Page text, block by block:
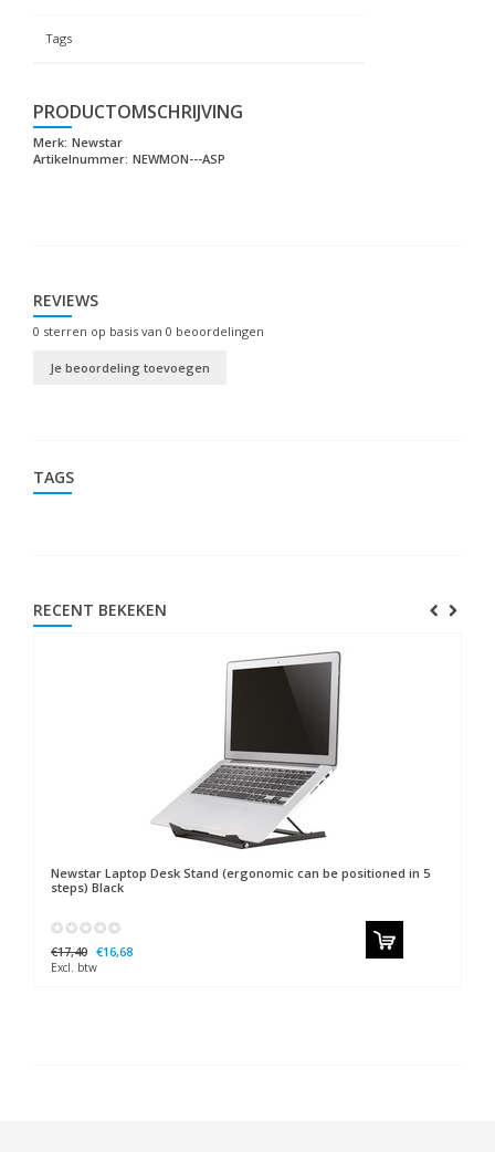
Tags
PRODUCTOMSCHRIJVING
Merk: Newstar
Artikelnummer: NEWMON---ASP
REVIEWS
0 sterren op basis van 0 beoordelingen
Je beoordeling toevoegen
TAGS
RECENT BEKEKEN
Newstar Laptop Desk Stand (ergonomic can be positioned in 5
steps) Black
€17,40 €16,68
Excl. btw